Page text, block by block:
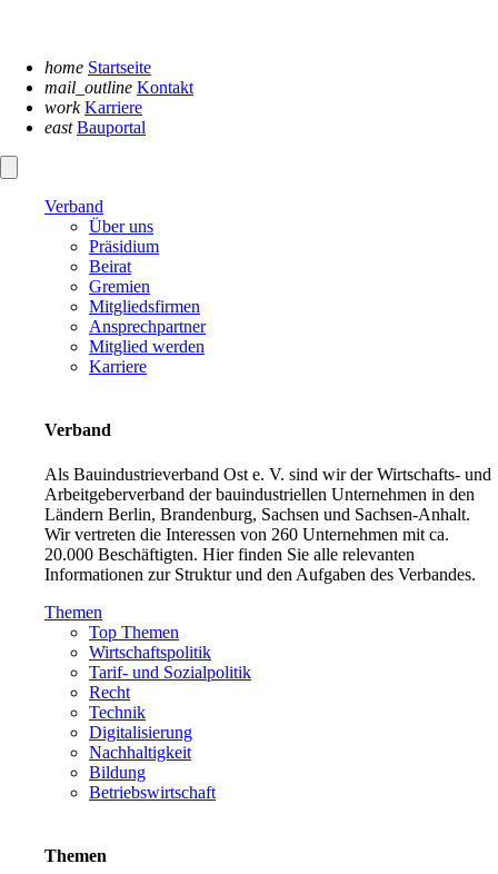
home Startseite
mail_outline Kontakt
work Karriere
east Bauportal
Verband
Über uns
Präsidium
Beirat
Gremien
Mitgliedsfirmen
Ansprechpartner
Mitglied werden
Karriere
Verband
Als Bauindustrieverband Ost e. V. sind wir der Wirtschafts- und
Arbeitgeberverband der bauindustriellen Unternehmen in den
Ländern Berlin, Brandenburg, Sachsen und Sachsen-Anhalt.
Wir vertreten die Interessen von 260 Unternehmen mit ca.
20.000 Beschäftigten. Hier finden Sie alle relevanten
Informationen zur Struktur und den Aufgaben des Verbandes.
Themen
Top Themen
Wirtschaftspolitik
Tarif- und Sozialpolitik
Recht
Technik
Digitalisierung
Nachhaltigkeit
Bildung
Betriebswirtschaft
Themen